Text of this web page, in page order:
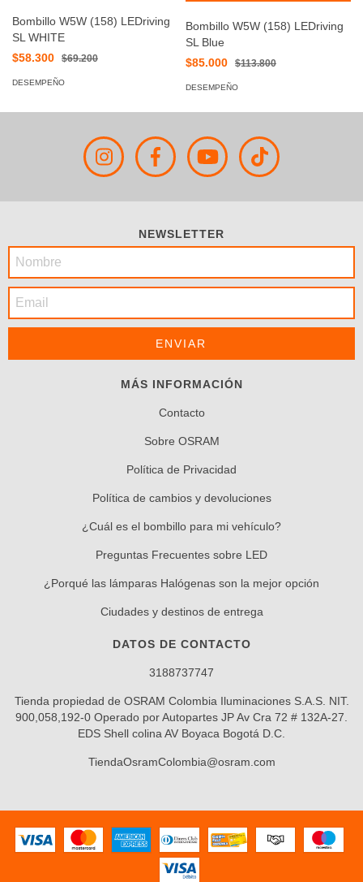
Bombillo W5W (158) LEDriving
SL WHITE
$58.300
$69.200
DESEMPEÑO
Bombillo W5W (158) LEDriving
SL Blue
$85.000
$113.800
DESEMPEÑO
NEWSLETTER
MÁS INFORMACIÓN
Contacto
Sobre OSRAM
Política de Privacidad
Política de cambios y devoluciones
¿Cuál es el bombillo para mi vehículo?
Preguntas Frecuentes sobre LED
¿Porqué las lámparas Halógenas son la mejor opción
Ciudades y destinos de entrega
DATOS DE CONTACTO
3188737747
Tienda propiedad de OSRAM Colombia Iluminaciones S.A.S. NIT.
900,058,192-0 Operado por Autopartes JP Av Cra 72 # 132A-27.
EDS Shell colina AV Boyaca Bogotá D.C.
TiendaOsramColombia@osram.com